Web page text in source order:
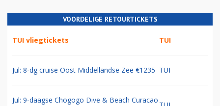
TUI vliegtickets TUI
Jul: 8-dg cruise Oost Middellandse Zee €1235 TUI